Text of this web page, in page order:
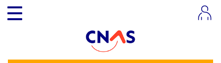
contenu
principal
Toggle
navigation